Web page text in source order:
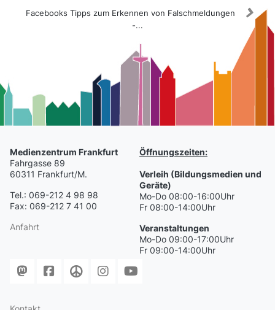
Facebooks Tipps zum Erkennen von Falschmeldungen
-...
Medienzentrum Frankfurt
Fahrgasse 89
60311 Frankfurt/M.
Tel.: 069-212 4 98 98
Fax: 069-212 7 41 00
Anfahrt
Öffnungszeiten:
Verleih (Bildungsmedien und
Geräte)
Mo-Do 08:00-16:00Uhr
Fr 08:00-14:00Uhr
Veranstaltungen
Mo-Do 09:00-17:00Uhr
Fr 09:00-14:00Uhr